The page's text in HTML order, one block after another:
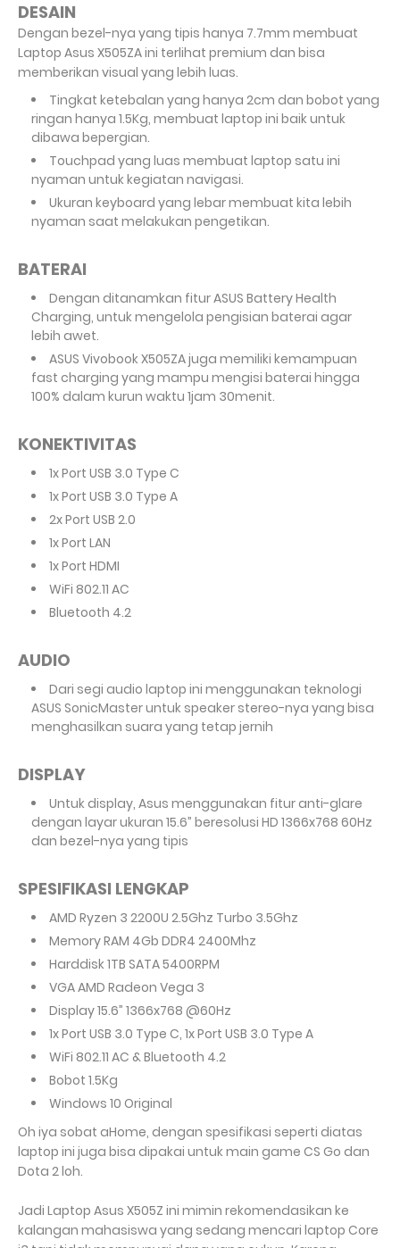
DESAIN
Dengan bezel-nya yang tipis hanya 7.7mm membuat
Laptop Asus X505ZA ini terlihat premium dan bisa
memberikan visual yang lebih luas.
Tingkat ketebalan yang hanya 2cm dan bobot yang
ringan hanya 1.5Kg, membuat laptop ini baik untuk
dibawa bepergian.
Touchpad yang luas membuat laptop satu ini
nyaman untuk kegiatan navigasi.
Ukuran keyboard yang lebar membuat kita lebih
nyaman saat melakukan pengetikan.
BATERAI
Dengan ditanamkan fitur ASUS Battery Health
Charging, untuk mengelola pengisian baterai agar
lebih awet.
ASUS Vivobook X505ZA juga memiliki kemampuan
fast charging yang mampu mengisi baterai hingga
100% dalam kurun waktu 1jam 30menit.
KONEKTIVITAS
1x Port USB 3.0 Type C
1x Port USB 3.0 Type A
2x Port USB 2.0
1x Port LAN
1x Port HDMI
WiFi 802.11 AC
Bluetooth 4.2
AUDIO
Dari segi audio laptop ini menggunakan teknologi
ASUS SonicMaster untuk speaker stereo-nya yang bisa
menghasilkan suara yang tetap jernih
DISPLAY
Untuk display, Asus menggunakan fitur anti-glare
dengan layar ukuran 15.6” beresolusi HD 1366x768 60Hz
dan bezel-nya yang tipis
SPESIFIKASI LENGKAP
AMD Ryzen 3 2200U 2.5Ghz Turbo 3.5Ghz
Memory RAM 4Gb DDR4 2400Mhz
Harddisk 1TB SATA 5400RPM
VGA AMD Radeon Vega 3
Display 15.6” 1366x768 @60Hz
1x Port USB 3.0 Type C, 1x Port USB 3.0 Type A
WiFi 802.11 AC & Bluetooth 4.2
Bobot 1.5Kg
Windows 10 Original
Oh iya sobat aHome, dengan spesifikasi seperti diatas
laptop ini juga bisa dipakai untuk main game CS Go dan
Dota 2 loh.
Jadi Laptop Asus X505Z ini mimin rekomendasikan ke
kalangan mahasiswa yang sedang mencari laptop Core